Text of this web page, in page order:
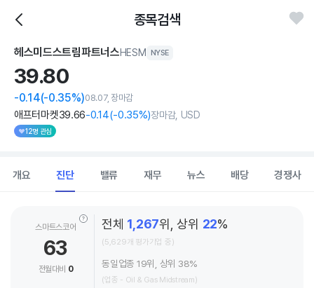
종목검색
헤스미드스트림파트너스HESM NYSE
39.80
-0.14(-0.35%)08.07, 장마감
애프터마켓39.66-0.14(-0.35%)장마감, USD
12명 관심
개요 진단 밸류 재무 뉴스 배당 경쟁사
스마트스코어
63
전월대비 0
전체 1,267위, 상위 22%
(5,629개 평가기업 중)
동일업종 19위, 상위 38%
(업종 - Oil & Gas Midstream)